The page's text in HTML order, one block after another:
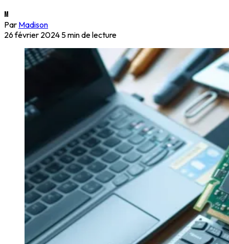
M
Par Madison
26 février 2024 5 min de lecture